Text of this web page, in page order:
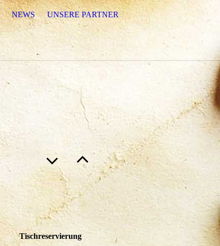
NEWS UNSERE PARTNER
Tischreservierung